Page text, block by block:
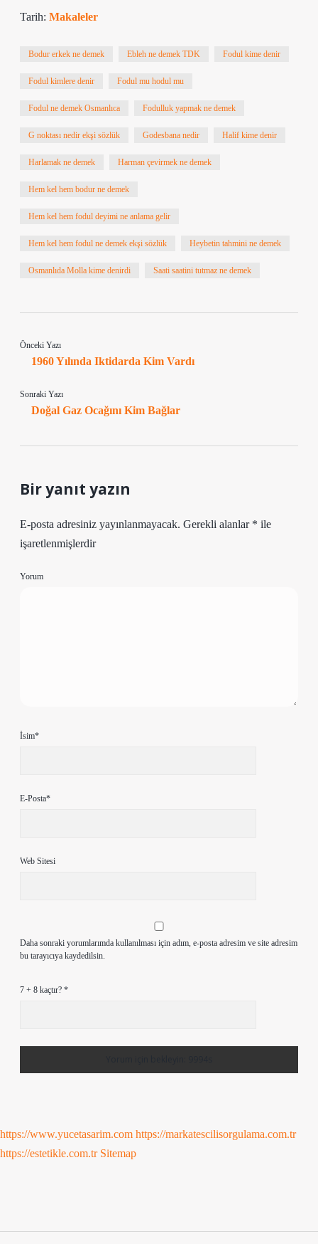
Tarih: Makaleler
Bodur erkek ne demek Ebleh ne demek TDK Fodul kime denir
Fodul kimlere denir Fodul mu hodul mu
Fodul ne demek Osmanlıca Fodulluk yapmak ne demek
G noktası nedir ekşi sözlük Godesbana nedir Halif kime denir
Harlamak ne demek Harman çevirmek ne demek
Hem kel hem bodur ne demek
Hem kel hem fodul deyimi ne anlama gelir
Hem kel hem fodul ne demek ekşi sözlük Heybetin tahmini ne demek
Osmanlıda Molla kime denirdi Saati saatini tutmaz ne demek
Önceki Yazı
1960 Yılında Iktidarda Kim Vardı
Sonraki Yazı
Doğal Gaz Ocağını Kim Bağlar
Bir yanıt yazın
E-posta adresiniz yayınlanmayacak. Gerekli alanlar * ile
işaretlenmişlerdir
Yorum
İsim*
E-Posta*
Web Sitesi
Daha sonraki yorumlarımda kullanılması için adım, e-posta adresim ve site adresim
bu tarayıcıya kaydedilsin.
7 + 8 kaçtır? *
https://www.yucetasarim.com https://markatescilisorgulama.com.tr
https://estetikle.com.tr Sitemap